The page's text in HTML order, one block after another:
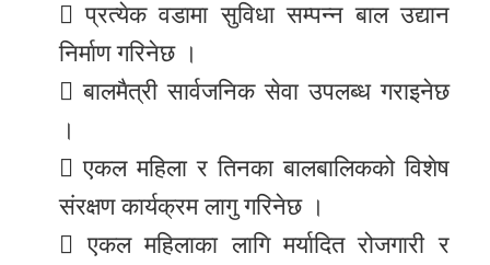
 प्रत्येक वडामा सुविधा सम्पन्न बाल उद्यान
निर्माण गरिनेछ ।
 बालमैत्री सार्वजनिक सेवा उपलब्ध गराइनेछ
।
 एकल महिला र तिनका बालबालिकको विशेष
संरक्षण कार्यक्रम लागु गरिनेछ ।
 एकल महिलाका लागि मर्यादित रोजगारी र